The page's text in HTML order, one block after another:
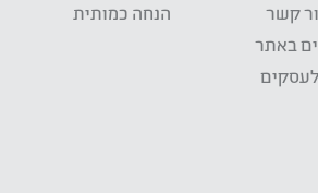
קשר
באתר
הנחה כמותית